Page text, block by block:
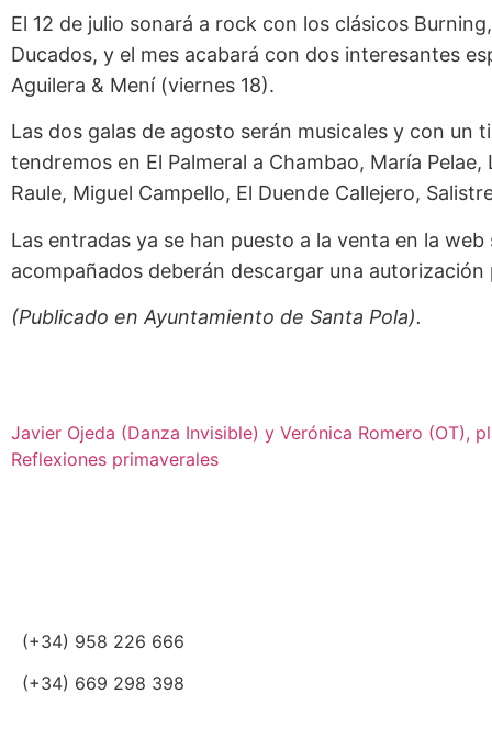
El 12 de julio sonará a rock con los clásicos
Ducados, y el mes acabará con dos interesantes
Aguilera & Mení (viernes 18).
Las dos galas de agosto serán musicales y con
tendremos en El Palmeral a Chambao, María
Raule, Miguel Campello, El Duende Callejero,
Las entradas ya se han puesto a la venta en la
acompañados deberán descargar una
(Publicado en Ayuntamiento de Santa Pola).
Javier Ojeda (Danza Invisible) y Verónica Romero (OT),
Reflexiones primaverales
(+34) 958 226 666
(+34) 669 298 398